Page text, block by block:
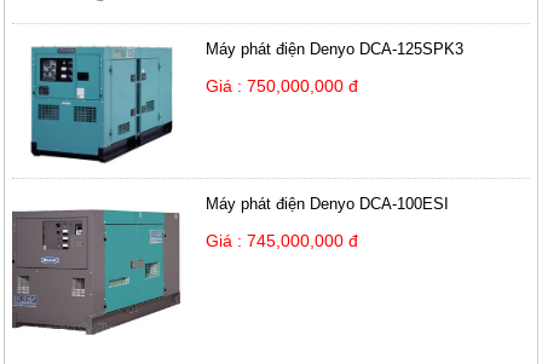
Máy phát điện Denyo DCA-125SPK3
Giá : 750,000,000 đ
Máy phát điện Denyo DCA-100ESI
Giá : 745,000,000 đ